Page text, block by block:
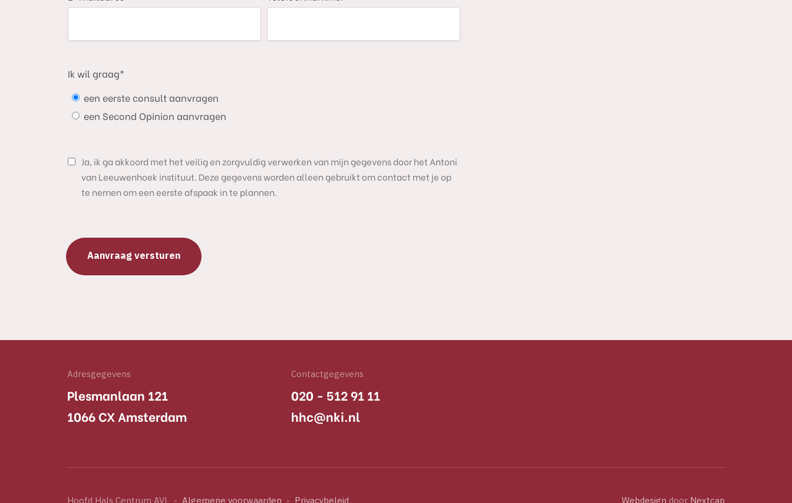
Ik wil graag*
een eerste consult aanvragen
een Second Opinion aanvragen
Ja, ik ga akkoord met het veilig en zorgvuldig verwerken van mijn gegevens door het Antoni
van Leeuwenhoek instituut. Deze gegevens worden alleen gebruikt om contact met je op
te nemen om een eerste afspaak in te plannen.
Adresgegevens
Plesmanlaan 121
1066 CX Amsterdam
Contactgegevens
020 - 512 91 11
hhc@nki.nl